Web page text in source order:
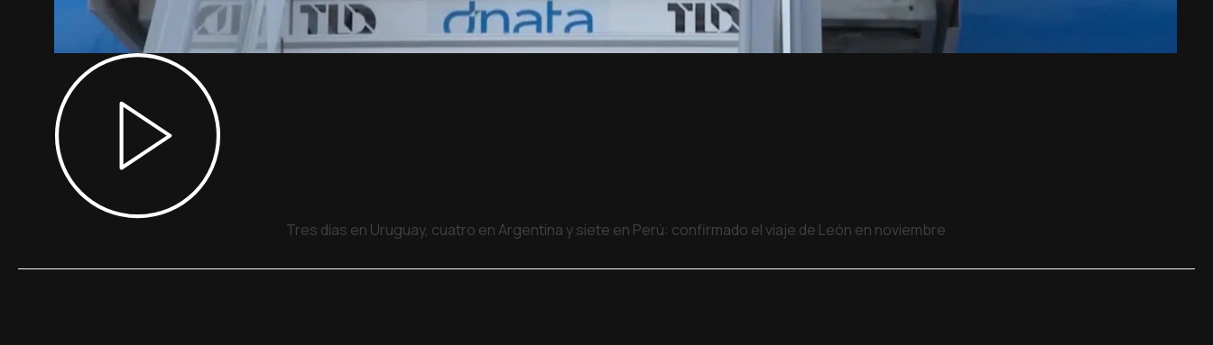
Tres días en Uruguay, cuatro en Argentina y siete en Perú: confirmado el viaje de León en noviembre